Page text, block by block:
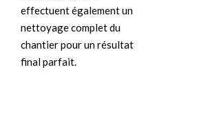
effectuent également un
nettoyage complet du
chantier pour un résultat
final parfait.